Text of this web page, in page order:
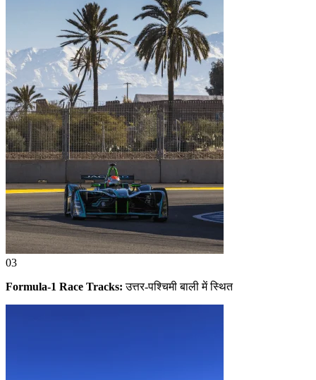
03
Formula-1 Race Tracks: उत्तर-पश्चिमी बाली में स्थित